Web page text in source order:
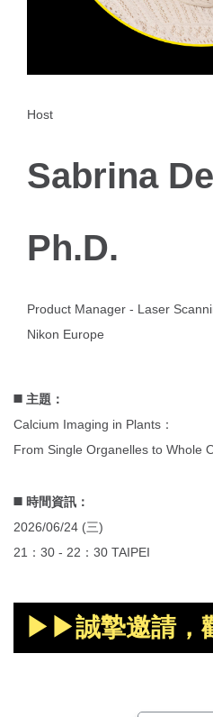
Host
Sabrina
Ph.D.
Product Manager - Laser
Nikon Europe
◼️ 主題：
Calcium Imaging in Plants：
From Single Organelles to Whole
◼️ 時間資訊：
2026/06/24 (三)
21：30 - 22：30 TAIPEI
▶▶誠摯邀請，